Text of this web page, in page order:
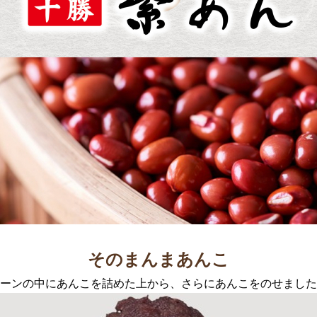
そのまんまあんこ
ンの中にあんこを詰めた上から、さらにあんこをのせまし